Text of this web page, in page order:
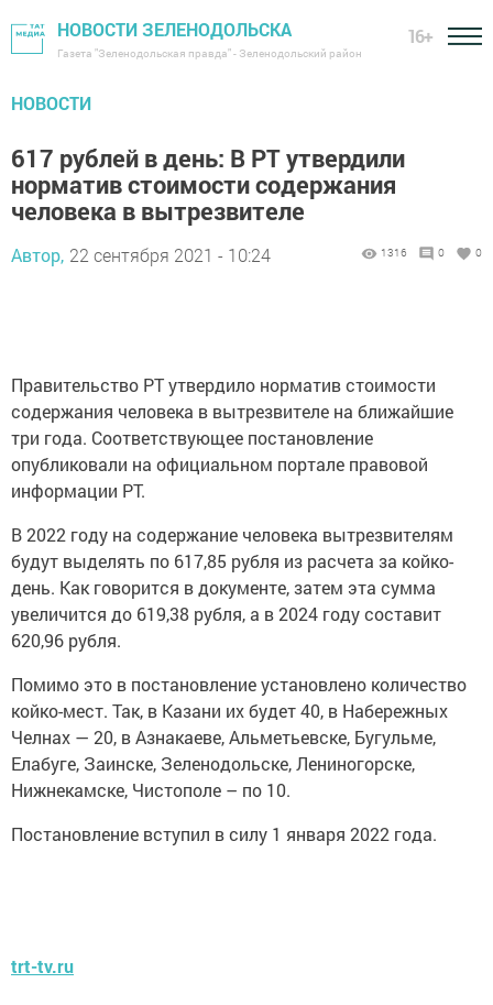
НОВОСТИ ЗЕЛЕНОДОЛЬСКА
Газета "Зеленодольская правда" - Зеленодольский район
16+
НОВОСТИ
617 рублей в день: В РТ утвердили
норматив стоимости содержания
человека в вытрезвителе
Автор, 22 сентября 2021 - 10:24 1316 0 0
Правительство РТ утвердило норматив стоимости
содержания человека в вытрезвителе на ближайшие
три года. Соответствующее постановление
опубликовали на официальном портале правовой
информации РТ.
В 2022 году на содержание человека вытрезвителям
будут выделять по 617,85 рубля из расчета за койко-
день. Как говорится в документе, затем эта сумма
увеличится до 619,38 рубля, а в 2024 году составит
620,96 рубля.
Помимо это в постановление установлено количество
койко-мест. Так, в Казани их будет 40, в Набережных
Челнах — 20, в Азнакаеве, Альметьевске, Бугульме,
Елабуге, Заинске, Зеленодольске, Лениногорске,
Нижнекамске, Чистополе – по 10.
Постановление вступил в силу 1 января 2022 года.
trt-tv.ru